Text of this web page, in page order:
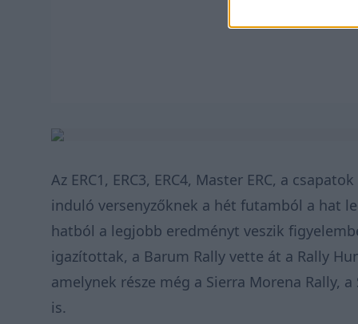
Az ERC1, ERC3, ERC4, Master ERC, a
induló versenyzőknek a hét futamból a hat
hatból a legjobb eredményt veszik
igazítottak, a Barum Rally vette át a Rally
amelynek része még a Sierra Morena Rally,
is.